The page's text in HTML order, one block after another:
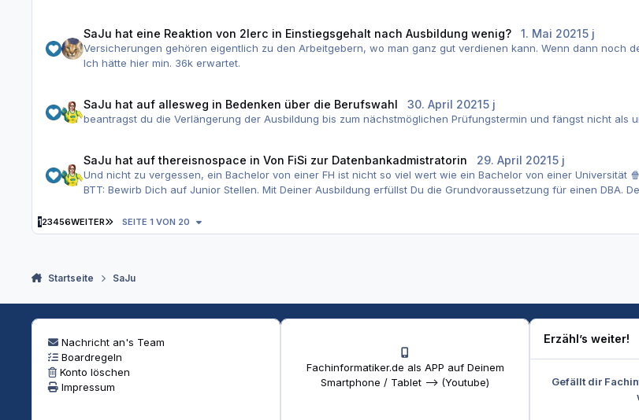
SaJu hat eine Reaktion von 2lerc in Einstiegsgehalt nach Ausbildung wenig? 1. Mai 20215 j
Versicherungen gehören eigentlich zu den Arbeitgebern, wo man ganz gut verdienen kann. Wenn dann noch
Ich hätte hier min. 36k erwartet.
SaJu hat auf allesweg in Bedenken über die Berufswahl 30. April 20215 j
beantragst du die Verlängerung der Ausbildung bis zum nächstmöglichen Prüfungstermin und fängst nicht als
SaJu hat aufthereisnospace in Von FiSi zur Datenbankadmistratorin 29. April 20215 j
Und nicht zu vergessen, ein Bachelor von einer FH ist nicht so viel wert wie ein Bachelor von einer Universität 🍿
BTT: Bewirb Dich auf Junior Stellen. Mit Deiner Ausbildung erfüllst Du die Grundvoraussetzung für einen DBA.
123456WEITER LETZTE SEITE
SEITE 1 VON 20
Startseite SaJu
Nachricht an's Team
Boardregeln
Konto löschen
Impressum
Fachinformatiker.de als APP auf Deinem
Smartphone / Tablet --> (Youtube)
Erzähl’s weiter!
Gefällt dir